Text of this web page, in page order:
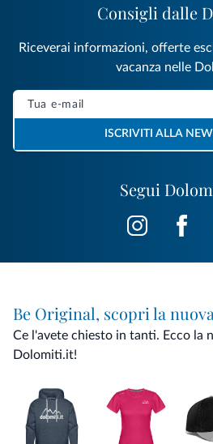
Segui
Consigli dalle
Riceverai informazioni, offerte
vacanza nelle
ISCRIVITI ALLA
Be Original, scopri la
Ce l'avete chiesto in tanti. Ecco la
Dolomiti.it!